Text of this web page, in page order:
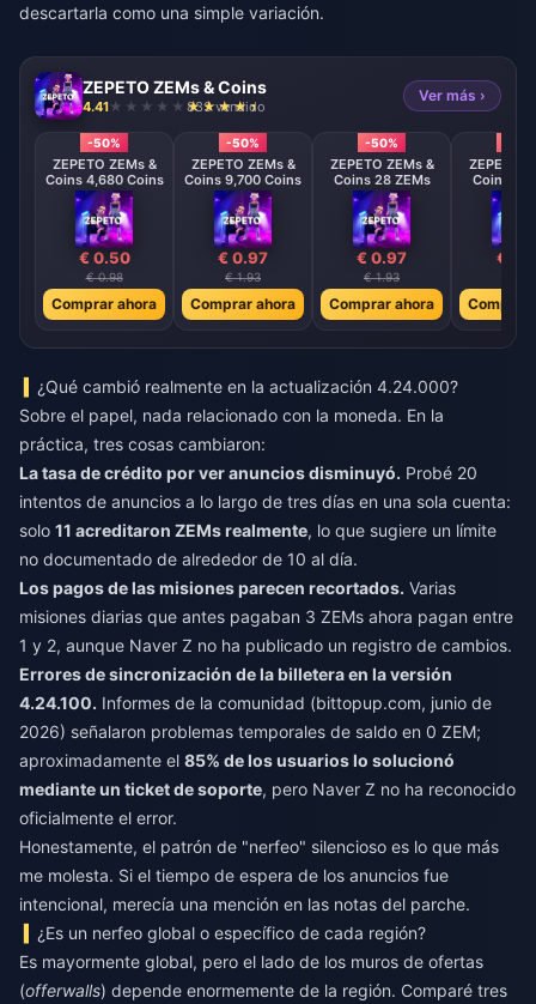
descartarla como una simple variación.
ZEPETO ZEMs & Coins
4.41 833 vendido
Ver más ›
-50%
ZEPETO ZEMs &
Coins 4,680 Coins
€ 0.50
€ 0.98
Comprar ahora
-50%
ZEPETO ZEMs &
Coins 9,700 Coins
€ 0.97
€ 1.93
Comprar ahora
-50%
ZEPETO ZEMs &
Coins 28 ZEMs
€ 0.97
€ 1.93
Comprar ahora
ZEPETO
Coins 58
€
Comprar
¿Qué cambió realmente en la actualización 4.24.000?
Sobre el papel, nada relacionado con la moneda. En la
práctica, tres cosas cambiaron:
La tasa de crédito por ver anuncios disminuyó. Probé 20
intentos de anuncios a lo largo de tres días en una sola cuenta:
solo 11 acreditaron ZEMs realmente, lo que sugiere un límite
no documentado de alrededor de 10 al día.
Los pagos de las misiones parecen recortados. Varias
misiones diarias que antes pagaban 3 ZEMs ahora pagan entre
1 y 2, aunque Naver Z no ha publicado un registro de cambios.
Errores de sincronización de la billetera en la versión
4.24.100. Informes de la comunidad (bittopup.com, junio de
2026) señalaron problemas temporales de saldo en 0 ZEM;
aproximadamente el 85% de los usuarios lo solucionó
mediante un ticket de soporte, pero Naver Z no ha reconocido
oficialmente el error.
Honestamente, el patrón de "nerfeo" silencioso es lo que más
me molesta. Si el tiempo de espera de los anuncios fue
intencional, merecía una mención en las notas del parche.
¿Es un nerfeo global o específico de cada región?
Es mayormente global, pero el lado de los muros de ofertas
(offerwalls) depende enormemente de la región. Comparé tres